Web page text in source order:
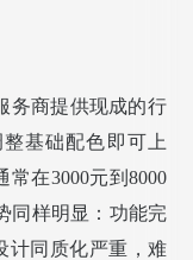
务商提供现成的行
基础配色即可上
在3000元到8000
同样明显：功能完
计同质化严重，难